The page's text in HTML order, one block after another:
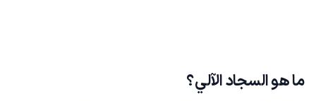
ما هو السجاد الآلي؟